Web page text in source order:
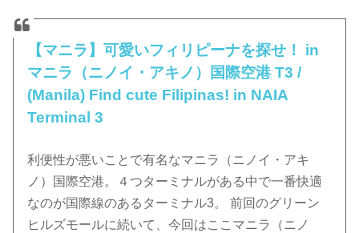
【マニラ】可愛いフィリピーナを探せ！ in
マニラ（ニノイ・アキノ）国際空港 T3 /
(Manila) Find cute Filipinas! in NAIA
Terminal 3
利便性が悪いことで有名なマニラ（ニノイ・アキ
ノ）国際空港。４つターミナルがある中で一番快適
なのが国際線のあるターミナル3。 前回のグリーン
ヒルズモールに続いて、今回はここマニラ（ニノ